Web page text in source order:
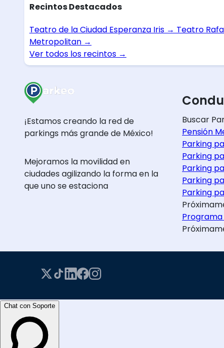
Recintos Destacados
Teatro de la Ciudad Esperanza Iris → Teatro
Metropolitan →
Ver todos los recintos →
¡Estamos creando la red de
parkings más grande de México!
Mejoramos la movilidad en
ciudades agilizando la forma en la
que uno se estaciona
Buscar
Pensión
Parking
Parking
Parking
Parking
Parking
Chat con Soporte